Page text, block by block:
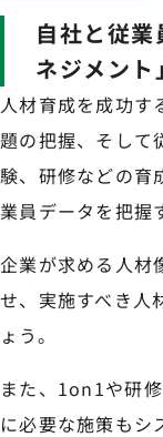
自社と従
ネジメント」
人材育成を成功す
題の把握、そして
験、研修などの育
業員データを把握
企業が求める人材
せ、実施すべき人
ょう。
また、1on1や研
に必要な施策もシ